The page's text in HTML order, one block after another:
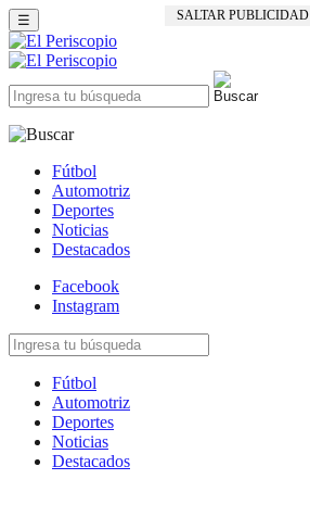
SALTAR PUBLICIDAD
☰
Fútbol
Automotriz
Deportes
Noticias
Destacados
Facebook
Instagram
Fútbol
Automotriz
Deportes
Noticias
Destacados